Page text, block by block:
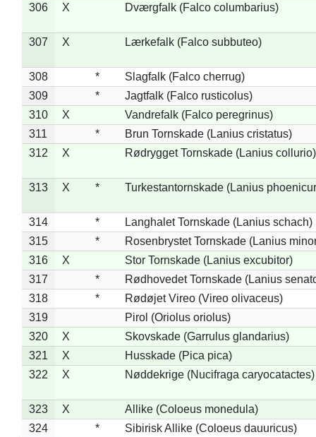
306
X Dværgfalk (Falco columbarius)
307 X Lærkefalk (Falco subbuteo)
308 *
Slagfalk (Falco cherrug)
309
*
Jagtfalk (Falco rusticolus)
310
X
Vandrefalk (Falco peregrinus)
311
*
Brun Tornskade (Lanius cristatus)
312
X Rødrygget Tornskade (Lanius collurio)
313 X * Turkestantornskade (Lanius
314 *
Langhalet Tornskade (Lanius schach)
315
*
Rosenbrystet Tornskade (Lanius
316
X
Stor Tornskade (Lanius excubitor)
317
*
Rødhovedet Tornskade (Lanius
318
*
Rødøjet Vireo (Vireo olivaceus)
319
Pirol (Oriolus oriolus)
320
X
Skovskade (Garrulus glandarius)
321
X
Husskade (Pica pica)
322
X Nøddekrige (Nucifraga caryocatactes)
323 X
Allike (Coloeus monedula)
324
*
Sibirisk Allike (Coloeus dauuricus)